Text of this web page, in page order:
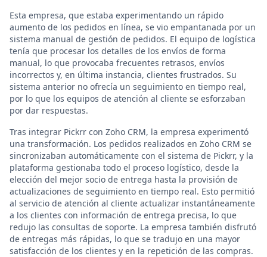
Esta empresa, que estaba experimentando un rápido
aumento de los pedidos en línea, se vio empantanada por un
sistema manual de gestión de pedidos. El equipo de logística
tenía que procesar los detalles de los envíos de forma
manual, lo que provocaba frecuentes retrasos, envíos
incorrectos y, en última instancia, clientes frustrados. Su
sistema anterior no ofrecía un seguimiento en tiempo real,
por lo que los equipos de atención al cliente se esforzaban
por dar respuestas.
Tras integrar Pickrr con Zoho CRM, la empresa experimentó
una transformación. Los pedidos realizados en Zoho CRM se
sincronizaban automáticamente con el sistema de Pickrr, y la
plataforma gestionaba todo el proceso logístico, desde la
elección del mejor socio de entrega hasta la provisión de
actualizaciones de seguimiento en tiempo real. Esto permitió
al servicio de atención al cliente actualizar instantáneamente
a los clientes con información de entrega precisa, lo que
redujo las consultas de soporte. La empresa también disfrutó
de entregas más rápidas, lo que se tradujo en una mayor
satisfacción de los clientes y en la repetición de las compras.